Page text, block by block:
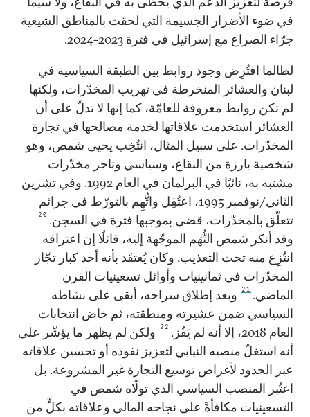
في ضوء الأضرار الجسيمة التي لحقت بالمناطق الشيعية
جرّاء الصراع مع إسرائيل في فترة 2023-2024.
لطالما افتُرِض وجود روابط بين الطبقة السياسية في
لبنان والعشائر المنخرطة في تهريب المخدّرات، ولكنها
لم تكن روابط معروفة للعامّة، كما إنها لا تدلّ على أن
العشائر استخدمت علاقاتها لخدمة مصالحها في تجارة
المخدّرات. على سبيل المثال، انتُخِب يحيى شمص، وهو
شخصية بارزة من البقاع، وسياسي وتاجر مخدّرات
مشتبه به، نائبًا في البرلمان في العام 1992. وفي تشرين
الثاني/نوفمبر 1995، اعتُقِل واتُّهِم بالتورّط في جرائم
تتعلّق بالمخدّرات، قضى بموجبها فترة في السجن. 20
وقد أنكر شمص التُّهَم الموجّهة إليه، قائلًا إن اعترافه
انتُزِع منه تحت التعذيب. وكان يُعتقَد بأنه أحد كبار تجّار
المخدّرات في ثمانينيات وأوائل تسعينيات القرن
الماضي. 21
وبعد إطلاق سراحه، أبقى على نشاطه
السياسي ضمن عشيرته ومنطقته، ثم خاض انتخابات
العام 2018، إلا أنه لم يَفُز.
22
ولكن لم يظهر ما يؤشّر على
أنه استغلّ منصبه النيابي لتعزيز نفوذه أو تحسين علاقاته
عبر الحدود لأغراض توسيع التجارة غير المشروعة. بل
اعتُبر المنصب السياسي الذي تولّاه شمص في
التسعينيات مكافأةً على نجاحه المالي وعلاقاته بكلٍّ من